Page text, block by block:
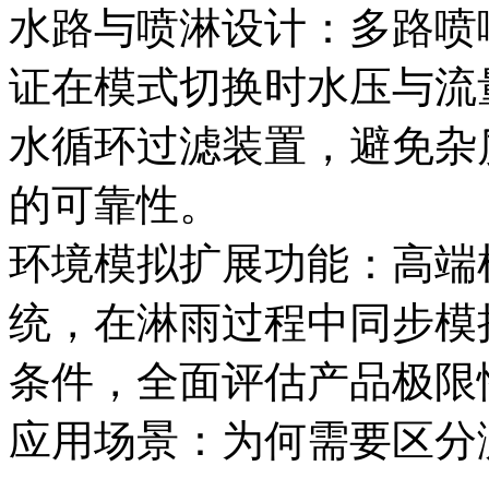
水路与喷淋设计：多路
证在模式切换时水压与
水循环过滤装置，避免
的可靠性。
环境模拟扩展功能：高
统，在淋雨过程中同步
条件，全面评估产品极限
应用场景：为何需要区